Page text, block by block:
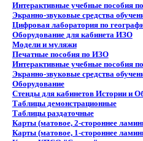
Интерактивные учебные пособия
Экранно-звуковые средства
Цифровая лаборатория по
Оборудование для кабинета ИЗО
Модели и муляжи
Печатные пособия по ИЗО
Интерактивные учебные пособия
Экранно-звуковые средства
Оборудование
Стенды для кабинетов Истории и
Таблицы демонстрационные
Таблицы раздаточные
Карты (матовое, 2-стороннее
Карты (матовое, 1-стороннее